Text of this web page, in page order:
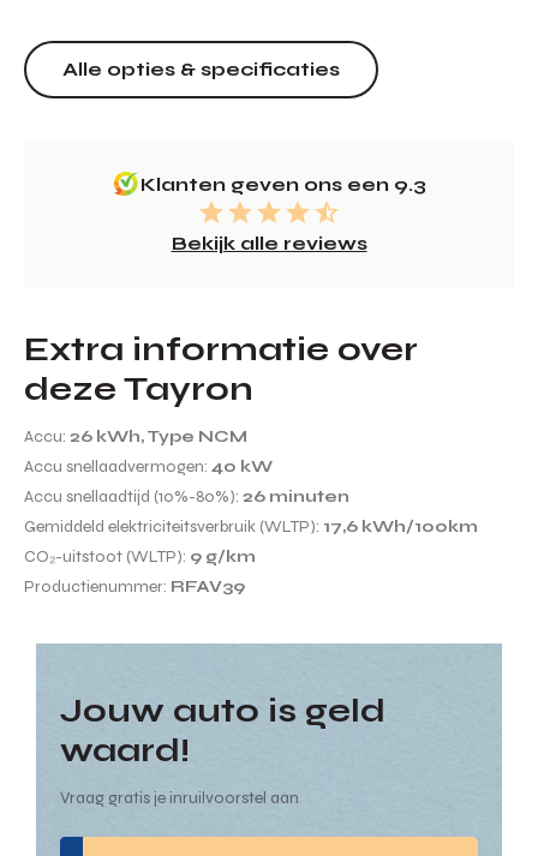
Alle opties & specificaties
Klanten geven ons een 9.3
Bekijk alle reviews
Extra informatie over
deze Tayron
Accu: 26 kWh, Type NCM
Accu snellaadvermogen: 40 kW
Accu snellaadtijd (10%-80%): 26 minuten
Gemiddeld elektriciteitsverbruik (WLTP): 17,6 kWh/100km
CO₂-uitstoot (WLTP): 9 g/km
Productienummer: RFAV39
Jouw auto is geld
waard!
Vraag gratis je inruilvoorstel aan